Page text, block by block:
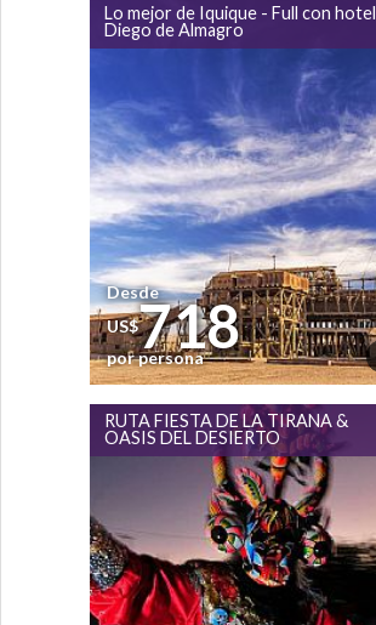
Lo mejor de Iquique - Full con hotel
Diego de Almagro
Desde
US$718
por persona
RUTA FIESTA DE LA TIRANA &
OASIS DEL DESIERTO